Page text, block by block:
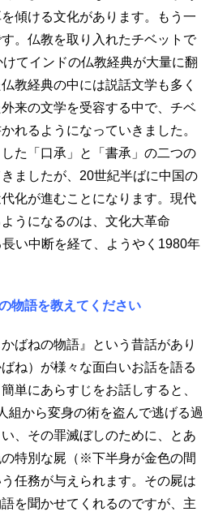
傾ける文化があります。もう一
。仏教を取り入れたチベットで
てインドの仏教経典が大量に翻
教経典の中には説話文学も多く
来の文学を受容する中で、チベ
れるようになっていきました。
た「口承」と「書承」の二つの
ましたが、20世紀半ばに中国の
化が進むことになります。現代
うになるのは、文化大革命
長い中断を経て、ようやく1980年
物語を教えてください
ばねの物語』という昔話があり
ね）が様々な面白いお話を語る
単にあらすじをお話しすると、
組から変身の術を盗んで逃げる過
、その罪滅ぼしのために、とあ
特別な屍（※下半身が金色の間
任務が与えられます。その屍は
を聞かせてくれるのですが、主